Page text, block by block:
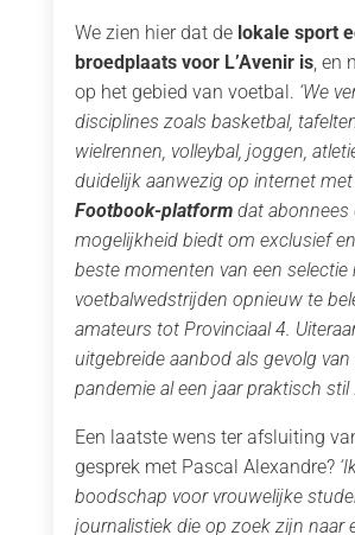
We zien hier dat delokale sport
broedplaats voor L’Avenir is, en
op het gebied van voetbal. ‘We
disciplines zoals basketbal,
wielrennen, volleybal, joggen,
duidelijk aanwezig op internet met
Footbook-platformdat abonnees
mogelijkheid biedt om exclusief
beste momenten van een selectie
voetbalwedstrijden opnieuw te
amateurs tot Provinciaal 4.
uitgebreide aanbod als gevolg van
pandemie al een jaar praktisch stil
Een laatste wens ter afsluiting
gesprek met Pascal Alexandre?
boodschap voor vrouwelijke
journalistiek die op zoek zijn naar